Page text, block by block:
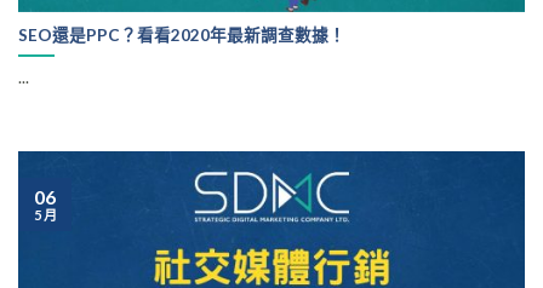
SEO還是PPC？看看2020年最新調查數據！
...
06
5 月